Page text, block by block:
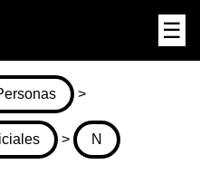
☰
>
> N